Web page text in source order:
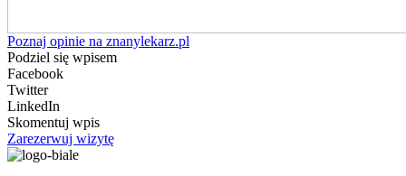
Poznaj opinie na znanylekarz.pl
Podziel się wpisem
Facebook
Twitter
LinkedIn
Skomentuj wpis
Zarezerwuj wizytę